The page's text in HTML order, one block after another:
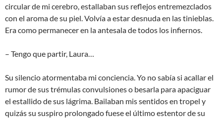
circular de mi cerebro, estallaban sus reflejos entremezclados
con el aroma de su piel. Volvía a estar desnuda en las tinieblas.
Era como permanecer en la antesala de todos los infiernos.
– Tengo que partir, Laura…
Su silencio atormentaba mi conciencia. Yo no sabía si acallar el
rumor de sus trémulas convulsiones o besarla para apaciguar
el estallido de sus lágrima. Bailaban mis sentidos en tropel y
quizás su suspiro prolongado fuese el último estentor de su